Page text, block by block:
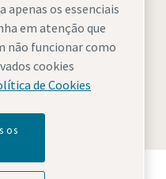
cookiesAcessibilidade
permite uma
os essenciais
em atenção que
não funcionar como
cookies
de Cookies
os